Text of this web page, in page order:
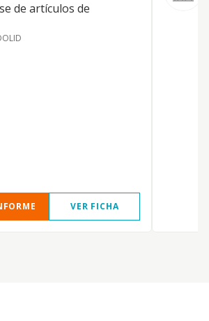
de artículos de
VER FICHA